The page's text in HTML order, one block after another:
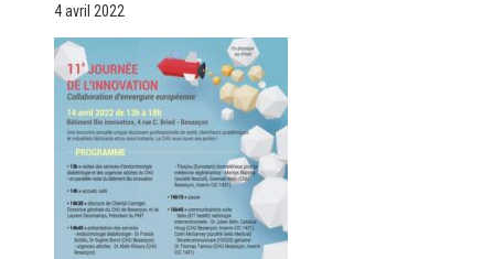
Publié
4 avril 2022